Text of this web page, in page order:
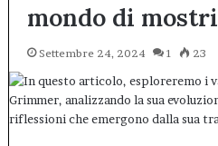
mondo di mostri
Settembre 24, 2024 1 23